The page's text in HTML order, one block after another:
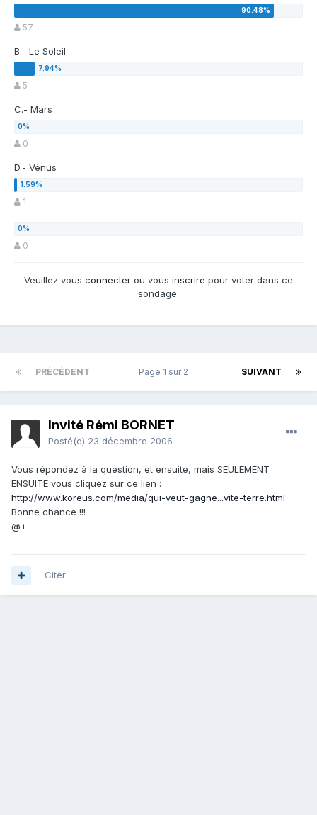
57
B.- Le Soleil
5
C.- Mars
0
D.- Vénus
1
0
Veuillez vous connecter ou vous inscrire pour voter dans ce
sondage.
PRÉCÉDENT SUIVANT
Page 1 sur 2
Invité Rémi BORNET
Posté(e) 23 décembre 2006
Vous répondez à la question, et ensuite, mais SEULEMENT
ENSUITE vous cliquez sur ce lien :
http://www.koreus.com/media/qui-veut-gagne...vite-terre.html
Bonne chance !!!
@+
Citer